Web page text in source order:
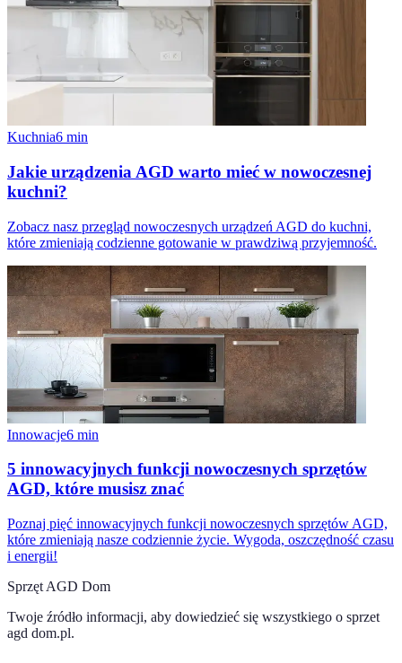
Kuchnia6 min
Jakie urządzenia AGD warto mieć w nowoczesnej
kuchni?
Zobacz nasz przegląd nowoczesnych urządzeń AGD do kuchni,
które zmieniają codzienne gotowanie w prawdziwą przyjemność.
Innowacje6 min
5 innowacyjnych funkcji nowoczesnych sprzętów
AGD, które musisz znać
Poznaj pięć innowacyjnych funkcji nowoczesnych sprzętów AGD,
które zmieniają nasze codziennie życie. Wygoda, oszczędność czasu
i energii!
Sprzęt AGD Dom
Twoje źródło informacji, aby dowiedzieć się wszystkiego o sprzet
agd dom.pl.